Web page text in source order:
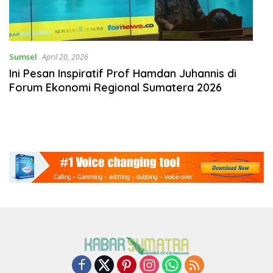
Sumsel April 20, 2026
Ini Pesan Inspiratif Prof Hamdan Juhannis di
Forum Ekonomi Regional Sumatera 2026